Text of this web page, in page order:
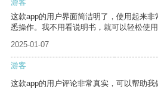
游客
这款app的用户界面简洁明了，使用起来
悉操作。我不用看说明书，就可以轻松使用
2025-01-07
游客
这款app的用户评论非常真实，可以帮助我